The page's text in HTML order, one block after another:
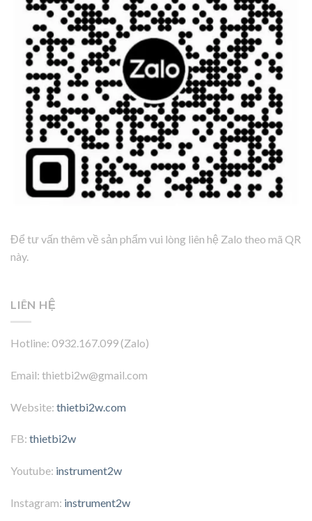
Để tư vấn thêm về sản phẩm vui lòng liên hệ Zalo theo mã QR
này.
LIÊN HỆ
Hotline: 0932.167.099 (Zalo)
Email: thietbi2w@gmail.com
Website: thietbi2w.com
FB: thietbi2w
Youtube: instrument2w
Instagram: instrument2w